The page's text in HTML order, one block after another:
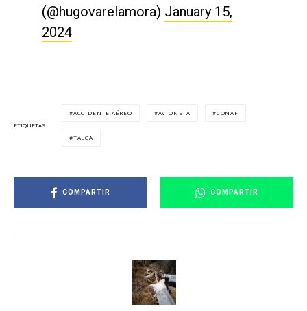
(@hugovarelamora) January 15,
2024
ETIQUETAS
ACCIDENTE AÉREO AVIONETA CONAF
TALCA
COMPARTIR COMPARTIR